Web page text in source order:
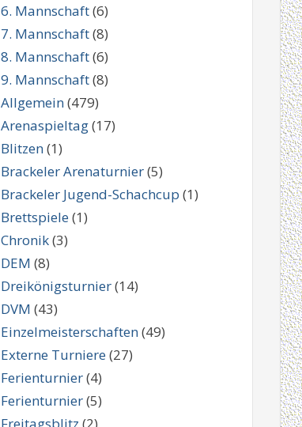
6. Mannschaft(6)
7. Mannschaft(8)
8. Mannschaft(6)
9. Mannschaft(8)
Allgemein(479)
Arenaspieltag(17)
Blitzen(1)
Brackeler Arenaturnier(5)
Brackeler Jugend-Schachcup (1)
Brettspiele(1)
Chronik(3)
DEM (8)
Dreikönigsturnier(14)
DVM (43)
Einzelmeisterschaften(49)
Externe Turniere(27)
Ferienturnier(4)
Ferienturnier(5)
Freitagsblitz (2)